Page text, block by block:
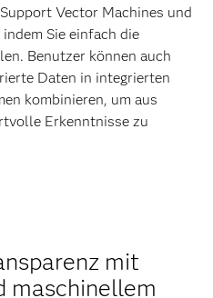
Vector Machines und
Sie einfach die
Benutzer können auch
Daten in integrierten
kombinieren, um aus
Erkenntnisse zu
mit
maschinellem